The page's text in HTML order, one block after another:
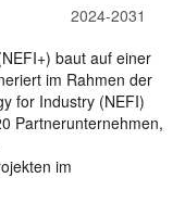
2024-2031
baut auf einer
im Rahmen der
for Industry (NEFI)
Partnerunternehmen,
im